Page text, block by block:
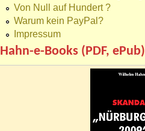
Von Null auf Hundert ?
Warum kein PayPal?
Impressum
Hahn-e-Books (PDF, ePub)